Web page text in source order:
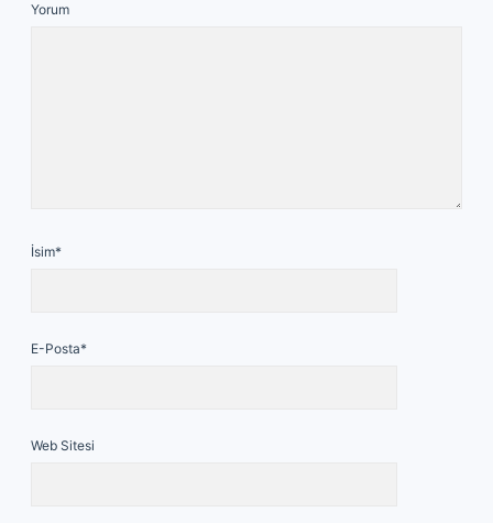
Yorum
İsim*
E-Posta*
Web Sitesi